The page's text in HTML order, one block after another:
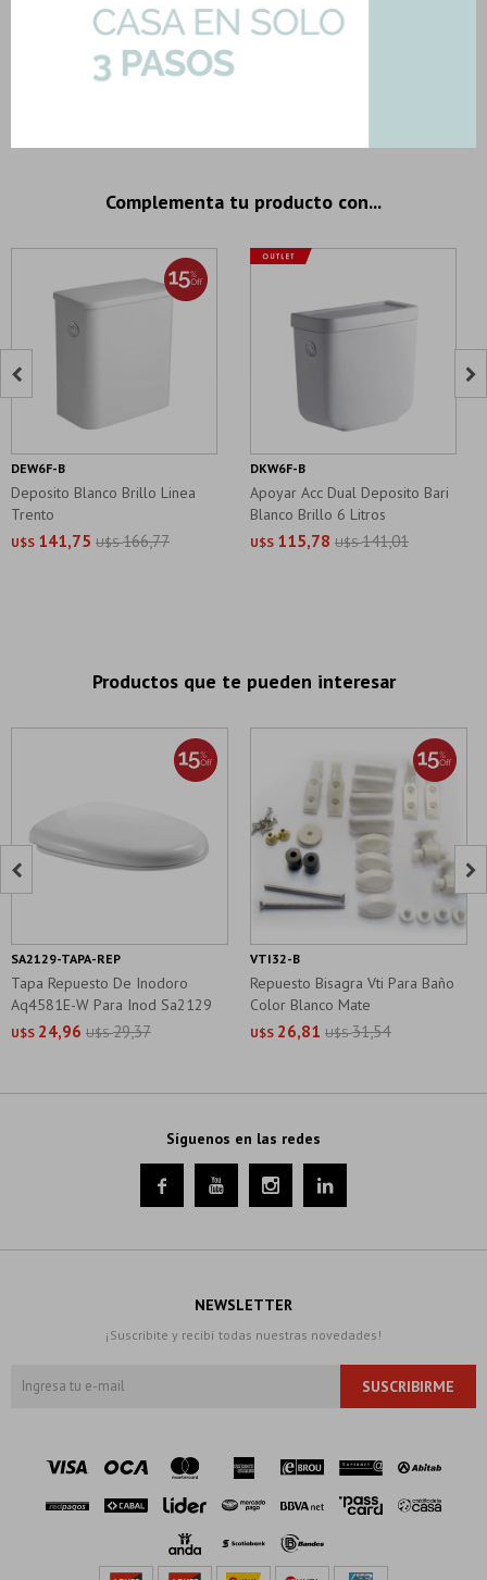
9.89
Importe total:USD 124.24
Complementa tu producto con...
Deposito Blanco Brillo Linea
Trento
U$S 141,75 U$S 166,77
DEW6F-B
Apoyar Acc Dual Deposito Bari
Blanco Brillo 6 Litros
U$S 115,78 U$S 141,01
DKW6F-B
 
Productos que te pueden interesar
Tapa Repuesto De Inodoro
Aq4581E-W Para Inod Sa2129
Chany
U$S 24,96 U$S 29,37
SA2129-TAPA-REP
Repuesto Bisagra Vti Para Baño
Color Blanco Mate
U$S 26,81 U$S 31,54
VTI32-B
 
Síguenos en las redes
   
NEWSLETTER
¡Suscribite y recibí todas nuestras novedades!
SUSCRIBIRME